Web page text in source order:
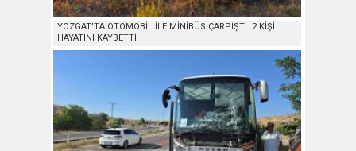
YOZGAT’TA OTOMOBİL İLE MİNİBÜS ÇARPIŞTI: 2 KİŞİ
HAYATINI KAYBETTİ